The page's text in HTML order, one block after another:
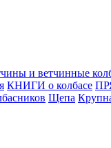
и ветчинные
КНИГИ о колбасе
Щепа